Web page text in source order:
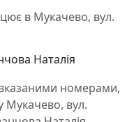
в Мукачево, вул.
Наталія
номерами,
Мукачево, вул.